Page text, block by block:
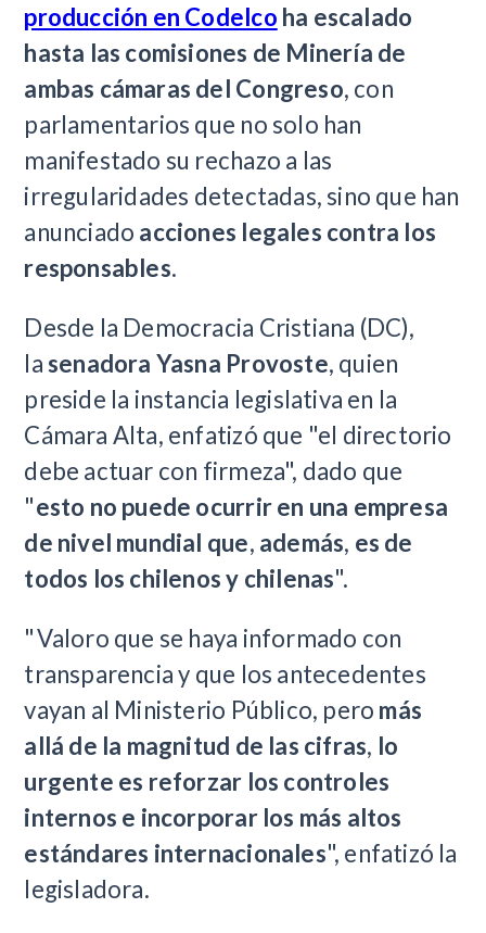
producción en Codelco ha escalado
hasta las comisiones de Minería de
ambas cámaras del Congreso, con
parlamentarios que no solo han
manifestado su rechazo a las
irregularidades detectadas, sino que han
anunciado acciones legales contra los
responsables.
Desde la Democracia Cristiana (DC),
lasenadora Yasna Provoste, quien
preside la instancia legislativa en la
Cámara Alta, enfatizó que "el directorio
debe actuar con firmeza", dado que
"esto no puede ocurrir en una empresa
de nivel mundial que, además, es de
todos los chilenos y chilenas".
"Valoro que se haya informado con
transparencia y que los antecedentes
vayan al Ministerio Público, pero más
allá de la magnitud de las cifras, lo
urgente es reforzar los controles
internos e incorporar los más altos
estándares internacionales", enfatizó la
legisladora.